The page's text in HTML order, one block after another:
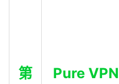
第
Pure VPN